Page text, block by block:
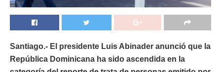
Santiago.- El presidente Luis Abinader anunció que la
República Dominicana ha sido ascendida en la